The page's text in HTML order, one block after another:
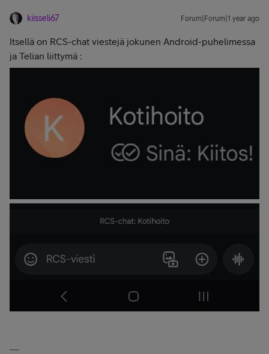
kiisseli67 Forum|Forum|1 year ago
Itsellä on RCS-chat viestejä jokunen Android-puhelimessa
ja Telian liittymä :